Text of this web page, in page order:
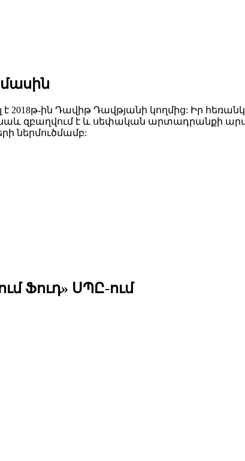
մասին
է 2018թ-ին Դավիթ Դավթյանի կողմից: Իր
նաև զբաղվում է և սեփական արտադրանքի
ներմուծմամբ:
Ֆուդ» ՍՊԸ-ում